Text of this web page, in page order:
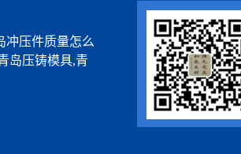
冲压件质量怎么
岛压铸模具,青